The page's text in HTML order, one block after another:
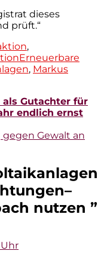
dieses
prüft.“
,
Tags
Erneuerbare
, Markus
als Gutachter für
endlich ernst
Gewalt an
nutzen ”
Uhr